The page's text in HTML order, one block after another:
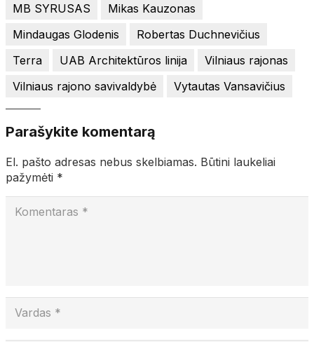
MB SYRUSAS
Mikas Kauzonas
Mindaugas Glodenis
Robertas Duchnevičius
Terra
UAB Architektūros linija
Vilniaus rajonas
Vilniaus rajono savivaldybė
Vytautas Vansavičius
Parašykite komentarą
El. pašto adresas nebus skelbiamas. Būtini laukeliai
pažymėti *